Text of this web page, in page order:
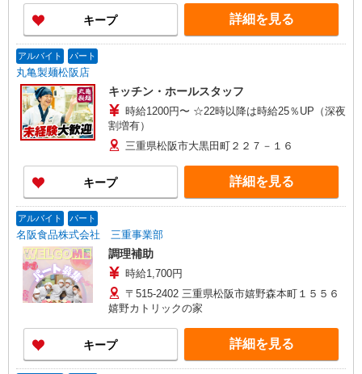
キープ 詳細を見る
アルバイト パート
丸亀製麺松阪店
キッチン・ホールスタッフ
時給1200円〜 ☆22時以降は時給25％UP（深夜
割増有）
三重県松阪市大黒田町２２７－１６
キープ 詳細を見る
アルバイト パート
名阪食品株式会社 三重事業部
調理補助
時給1,700円
〒515-2402 三重県松阪市嬉野森本町１５５６
嬉野カトリックの家
キープ 詳細を見る